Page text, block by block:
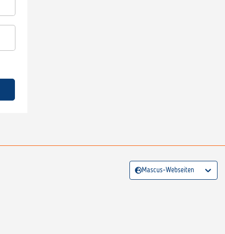
Mascus-Webseiten